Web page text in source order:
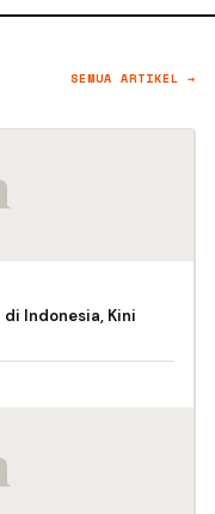
SEMUA ARTIKEL →
di Indonesia, Kini